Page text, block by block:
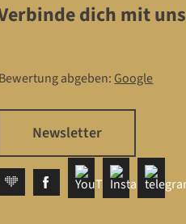
dich mit
Bewertung abgeben:Google
Newsletter